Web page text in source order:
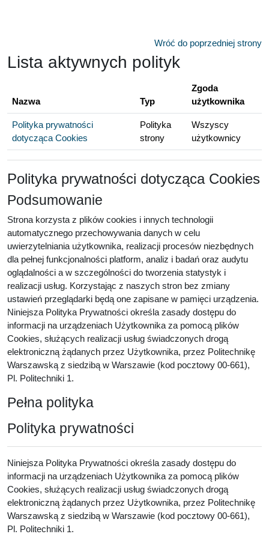
Wróć do poprzedniej strony
Lista aktywnych polityk
Nazwa Typ
Zgoda
użytkownika
Polityka prywatności
dotycząca Cookies
Polityka
strony
Wszyscy
użytkownicy
Polityka prywatności dotycząca Cookies
Podsumowanie
Strona korzysta z plików cookies i innych technologii
automatycznego przechowywania danych w celu
uwierzytelniania użytkownika, realizacji procesów niezbędnych
dla pełnej funkcjonalności platform, analiz i badań oraz audytu
oglądalności a w szczególności do tworzenia statystyk i
realizacji usług. Korzystając z naszych stron bez zmiany
ustawień przeglądarki będą one zapisane w pamięci urządzenia.
Niniejsza Polityka Prywatności określa zasady dostępu do
informacji na urządzeniach Użytkownika za pomocą plików
Cookies, służących realizacji usług świadczonych drogą
elektroniczną żądanych przez Użytkownika, przez Politechnikę
Warszawską z siedzibą w Warszawie (kod pocztowy 00-661),
Pl. Politechniki 1.
Pełna polityka
Polityka prywatności
Niniejsza Polityka Prywatności określa zasady dostępu do
informacji na urządzeniach Użytkownika za pomocą plików
Cookies, służących realizacji usług świadczonych drogą
elektroniczną żądanych przez Użytkownika, przez Politechnikę
Warszawską z siedzibą w Warszawie (kod pocztowy 00-661),
Pl. Politechniki 1.